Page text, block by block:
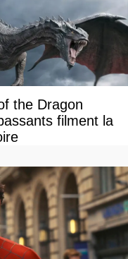
the Dragon
filment la